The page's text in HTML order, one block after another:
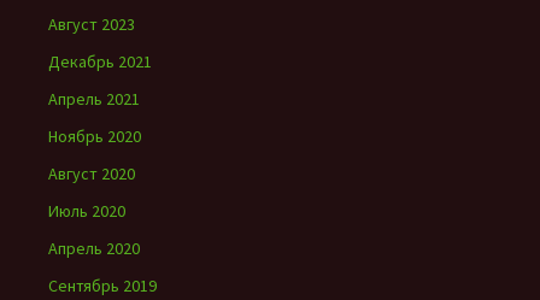
Август 2023
Декабрь 2021
Апрель 2021
Ноябрь 2020
Август 2020
Июль 2020
Апрель 2020
Сентябрь 2019